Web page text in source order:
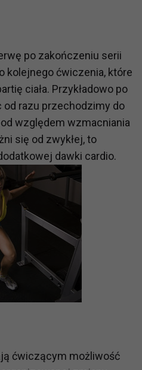
po zakończeniu serii
kolejnego ćwiczenia, które
ciała. Przykładowo po
razu przechodzimy do
względem wzmacniania
się od zwykłej, to
dawki cardio.
ćwiczącym możliwość